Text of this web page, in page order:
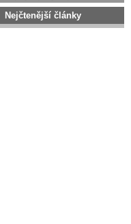
Nejčtenější články